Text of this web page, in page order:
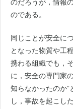
のだろうが，情報
のである。
同じことが安全に
となった物質や工
携わる組織でも，
に，安全の専門家
知らなかったのか
し，事故を起こし